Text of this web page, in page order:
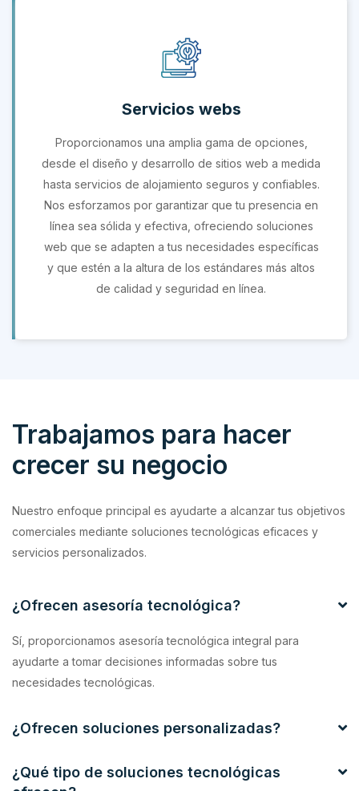
Servicios webs
Proporcionamos una amplia gama de opciones,
desde el diseño y desarrollo de sitios web a medida
hasta servicios de alojamiento seguros y confiables.
Nos esforzamos por garantizar que tu presencia en
línea sea sólida y efectiva, ofreciendo soluciones
web que se adapten a tus necesidades específicas
y que estén a la altura de los estándares más altos
de calidad y seguridad en línea.
Trabajamos para hacer
crecer su negocio
Nuestro enfoque principal es ayudarte a alcanzar tus objetivos
comerciales mediante soluciones tecnológicas eficaces y
servicios personalizados.
¿Ofrecen asesoría tecnológica?
Sí, proporcionamos asesoría tecnológica integral para
ayudarte a tomar decisiones informadas sobre tus
necesidades tecnológicas.
¿Ofrecen soluciones personalizadas?
¿Qué tipo de soluciones tecnológicas